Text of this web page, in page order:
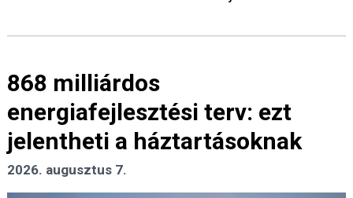
868 milliárdos
energiafejlesztési terv: ezt
jelentheti a háztartásoknak
2026. augusztus 7.